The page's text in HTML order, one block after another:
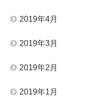
2019年4月
2019年3月
2019年2月
2019年1月